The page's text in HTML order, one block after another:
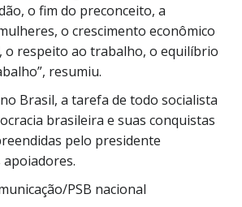
o fim do preconceito, a
o crescimento econômico
o respeito ao trabalho, o equilíbrio
resumiu.
Brasil, a tarefa de todo socialista
brasileira e suas conquistas
pelo presidente
PSB nacional